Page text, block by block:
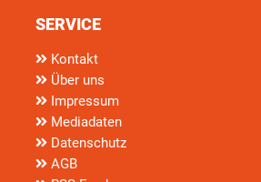
SERVICE
Kontakt
Über uns
Impressum
Mediadaten
Datenschutz
AGB